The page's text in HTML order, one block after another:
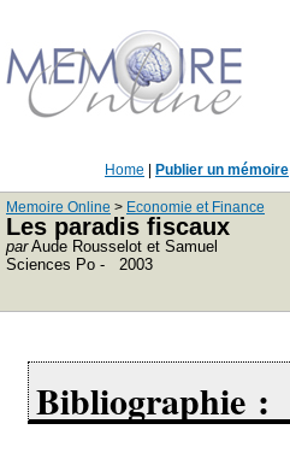
Home Publier un mémoire
Memoire Online > Economie et Finance
Les paradis fiscaux
parAude Rousselot et Samuel
Sciences Po - 2003
Bibliographie :